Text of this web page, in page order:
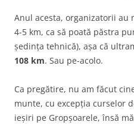
Anul acesta, organizatorii au
4-5 km, ca să poată păstra
ședința tehnică), așa că
108 km. Sau pe-acolo.
Ca pregătire, nu am făcut
munte, cu excepția curselor
ieșiri pe Gropșoarele, însă